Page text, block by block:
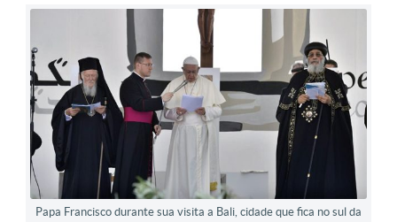
Papa Francisco durante sua visita a Bali, cidade que fica no sul da